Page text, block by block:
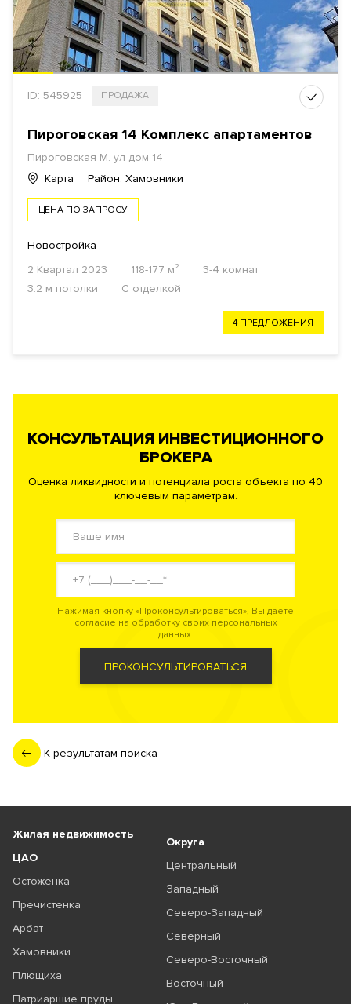
ID: 545925 ПРОДАЖА
Пироговская 14 Комплекс апартаментов
Пироговская М. ул дом 14
Карта
Район: Хамовники
ЦЕНА ПО ЗАПРОСУ
Новостройка
2 Квартал 2023
118-177 м²
3-4 комнат
3.2 м потолки
С отделкой
4 ПРЕДЛОЖЕНИЯ
КОНСУЛЬТАЦИЯ ИНВЕСТИЦИОННОГО
БРОКЕРА
Оценка ликвидности и потенциала роста объекта по 40
ключевым параметрам.
Нажимая кнопку «Проконсультироваться», Вы даете
согласие на обработку своих персональных
данных.
ПРОКОНСУЛЬТИРОВАТЬСЯ
К результатам поиска
Жилая недвижимость
ЦАО
Остоженка
Пречистенка
Арбат
Хамовники
Плющиха
Патриаршие пруды
Округа
Центральный
Западный
Северо-Западный
Северный
Северо-Восточный
Восточный